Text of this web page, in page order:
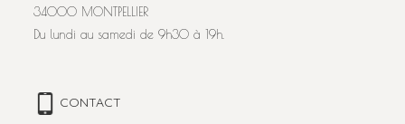
34000 MONTPELLIER
Du lundi au samedi de 9h30 à 19h.
CONTACT